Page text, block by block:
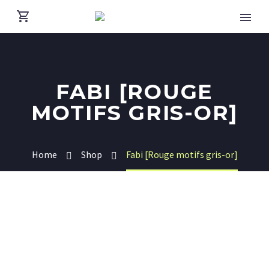
FABI [ROUGE
MOTIFS GRIS-OR]
Home Shop Fabi [Rouge motifs gris-or]